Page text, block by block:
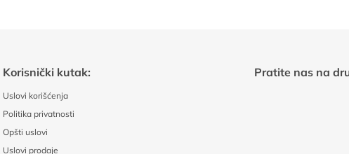
Korisnički kutak:
Uslovi korišćenja
Politika privatnosti
Opšti uslovi
Uslovi prodaje
Pratite nas na